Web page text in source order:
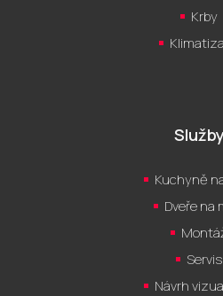
Krby
Služby
Kuchyně
Dveře na
Servis
Návrh